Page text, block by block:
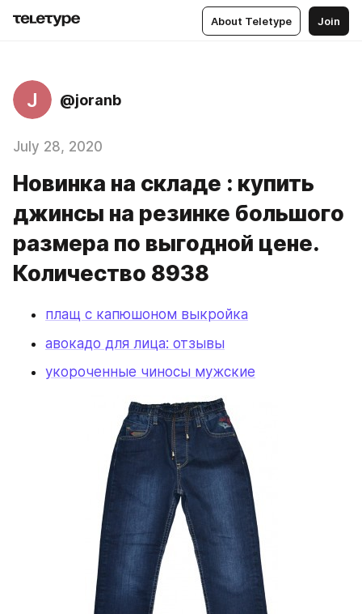
About Teletype Join
J @joranb
July 28, 2020
Новинка на складе : купить
джинсы на резинке большого
размера по выгодной цене.
Количество 8938
плащ с капюшоном выкройка
авокадо для лица: отзывы
укороченные чиносы мужские